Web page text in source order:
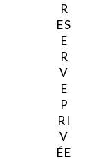
R
ES
E
R
V
E
P
RI
V
ÉE